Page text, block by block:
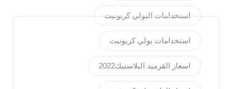
استخدامات البولي كربونيت
استخدامات بولي كربونيت
اسعار القرميد البلاستيك2022